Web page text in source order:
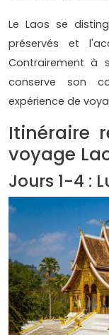
Le Laos se
préservés et
Contrairement à
conserve son
expérience de
Itinéraire
voyage
Jours 1-4 :